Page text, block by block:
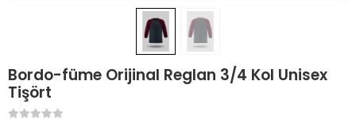
Bordo-füme Orijinal Reglan 3/4 Kol Unisex
Tişört